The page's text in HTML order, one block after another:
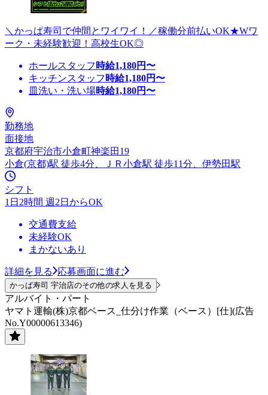
＼かっぱ寿司で仲間とワイワイ！／稼働分前払いOK★Wワ
ーク・未経験歓迎！高校生OK◎
ホールスタッフ 時給1,180円〜
キッチンスタッフ 時給1,180円〜
皿洗い・洗い場時給1,180円〜
勤務地
面接地
京都府宇治市小倉町神楽田19
小倉(京都)駅 徒歩4分、ＪＲ小倉駅 徒歩11分、伊勢田駅
シフト
1日2時間 週2日からOK
交通費支給
未経験OK
まかないあり
詳細を見る 応募画面に進む
かっぱ寿司 宇治店のその他の求人を見る
アルバイト・パート
ヤマト運輸(株)京都ベース_仕分け作業（ベース）[仕](広告
No.Y00000613346)